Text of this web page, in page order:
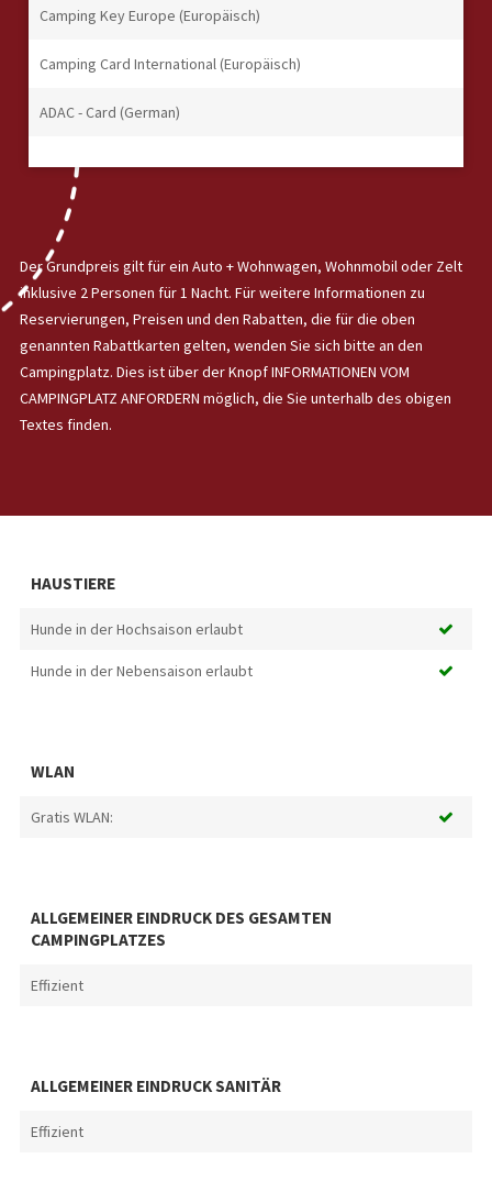
Camping Key Europe (Europäisch)
Camping Card International (Europäisch)
ADAC - Card (German)
Der Grundpreis gilt für ein Auto + Wohnwagen, Wohnmobil oder Zelt
inklusive 2 Personen für 1 Nacht. Für weitere Informationen zu
Reservierungen, Preisen und den Rabatten, die für die oben
genannten Rabattkarten gelten, wenden Sie sich bitte an den
Campingplatz. Dies ist über der Knopf INFORMATIONEN VOM
CAMPINGPLATZ ANFORDERN möglich, die Sie unterhalb des obigen
Textes finden.
HAUSTIERE
Hunde in der Hochsaison erlaubt
Hunde in der Nebensaison erlaubt
WLAN
Gratis WLAN:
ALLGEMEINER EINDRUCK DES GESAMTEN
CAMPINGPLATZES
Effizient
ALLGEMEINER EINDRUCK SANITÄR
Effizient